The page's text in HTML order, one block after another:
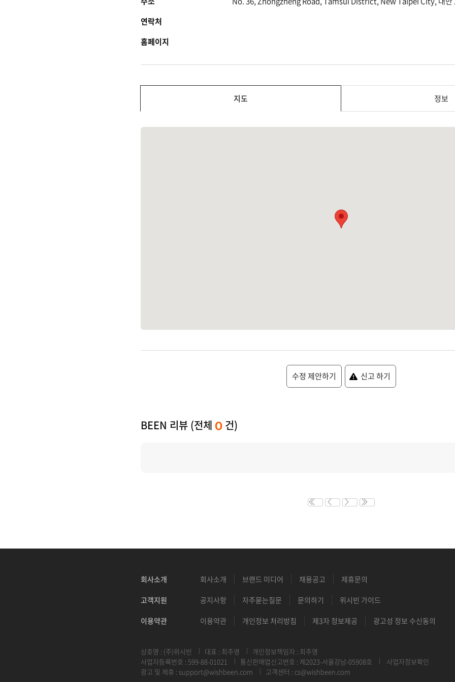
연락처
홈페이지
지도 정보
수정 제안하기 신고 하기
BEEN 리뷰 (전체 0 건)
회사소개 회사소개 브랜드 미디어 채용공고 제휴문의
고객지원 공지사항 자주묻는질문 문의하기 위시빈 가이드
이용약관 이용약관 개인정보 처리방침 제3자 정보제공 광고성 정보 수신동의
상호명 : (주)위시빈 대표 : 최주영
개인정보책임자 : 최주영
사업자등록번호 : 599-88-01021
통신판매업신고번호 : 제2023-서울강남-05908호
사업자정보확인
광고 및 제휴 : support@wishbeen.com 고객센터 : cs@wishbeen.com